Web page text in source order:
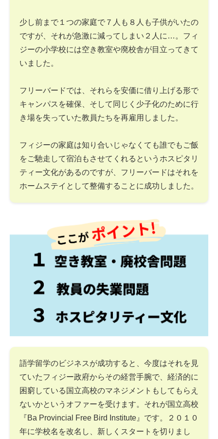
少し前まで１つの家庭で７人も８人も子供がいたの
ですが、それが急激に減ってしまい２人に…。フィ
ジーの小学校には空き教室や廃校舎が目立ってきて
いました。
フリーバードでは、それらを安価に借り上げる形で
キャンパスを確保、そして同じく少子化のために行
き場を失っていた教員たちを再雇用しました。
フィジーの家庭は知り合いじゃなくても誰でもご飯
をご馳走して宿泊もさせてくれるというホスピタリ
ティー文化があるのですが、フリーバードはそれを
ホームステイとして整備することに成功しました。
語学留学のビジネスが成功すると、今度はそれを見
ていたフィジー政府からその経営手腕で、経済的に
困窮している国立高校のマネジメントもしてもらえ
ないかというオファーを受けます。それが国立高校
『Ba Provincial Free Bird Institute』です。２０１０
年に学校名を改名し、新しくスタートを切りまし